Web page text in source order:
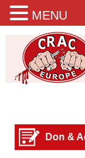
Don &
MENU